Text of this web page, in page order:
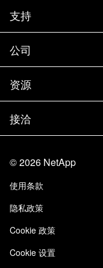
如何购买
联系销售部门
寻找合作伙伴
试用产品
贵宾体验中心
产品 A-Z
支持
支持
训练
文档中心
知识库
社区
公司
公司
合作伙伴
招聘
信任中心
责任与可持续性
质量认证
NetApp Instaclustr
资源
新闻中心
活动
博客
客户体验
客户成功案例
接洽
站点反馈
无障碍使用
电子邮件订阅
©2026 NetApp
使用条款
隐私政策
Cookie 政策
Cookie 设置